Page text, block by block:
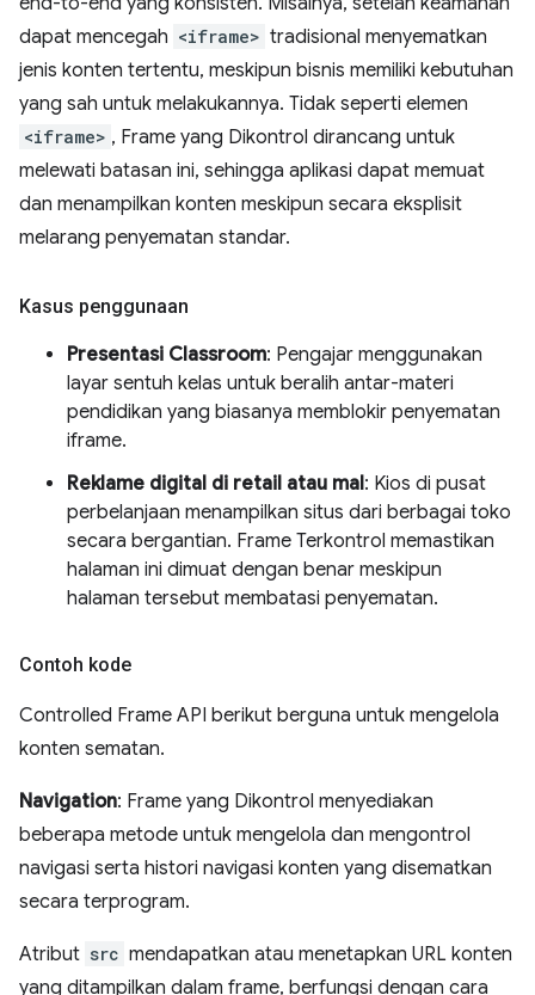
dapat mencegah <iframe> tradisional menyematkan
jenis konten tertentu, meskipun bisnis memiliki kebutuhan
yang sah untuk melakukannya. Tidak seperti elemen
<iframe> , Frame yang Dikontrol dirancang untuk
melewati batasan ini, sehingga aplikasi dapat memuat
dan menampilkan konten meskipun secara eksplisit
melarang penyematan standar.
Kasus penggunaan
Presentasi Classroom: Pengajar menggunakan
layar sentuh kelas untuk beralih antar-materi
pendidikan yang biasanya memblokir penyematan
iframe.
Reklame digital di retail atau mal: Kios di pusat
perbelanjaan menampilkan situs dari berbagai toko
secara bergantian. Frame Terkontrol memastikan
halaman ini dimuat dengan benar meskipun
halaman tersebut membatasi penyematan.
Contoh kode
Controlled Frame API berikut berguna untuk mengelola
konten sematan.
Navigation: Frame yang Dikontrol menyediakan
beberapa metode untuk mengelola dan mengontrol
navigasi serta histori navigasi konten yang disematkan
secara terprogram.
Atribut src mendapatkan atau menetapkan URL konten
yang ditampilkan dalam frame, berfungsi dengan cara